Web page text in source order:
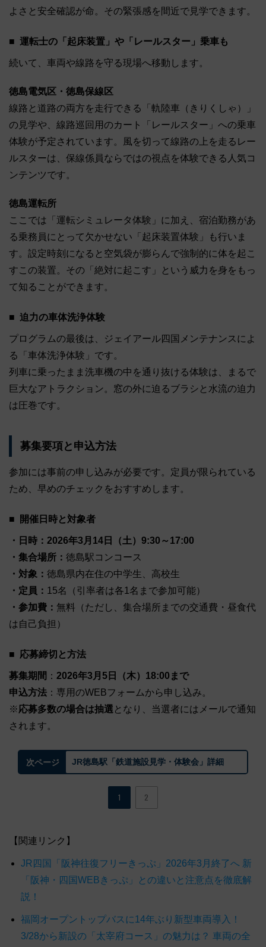
よさと安全確認が命。その緊張感を間近で見学できます。
運転士の「起床装置」や「レールスター」乗車も
続いて、車両や線路を守る現場へ移動します。
徳島電気区・徳島保線区
線路と道路の両方を走行できる「軌陸車（きりくしゃ）」
の見学や、線路巡回用のカート「レールスター」への乗車
体験が予定されています。風を切って線路の上を走るレー
ルスターは、保線係員ならではの視点を体験できる人気コ
ンテンツです。
徳島運転所
ここでは「運転シミュレータ体験」に加え、宿泊勤務があ
る乗務員にとって欠かせない「起床装置体験」も行いま
す。設定時刻になると空気袋が膨らんで強制的に体を起こ
すこの装置。その「絶対に起こす」という威力を身をもっ
て知ることができます。
迫力の車体洗浄体験
プログラムの最後は、ジェイアール四国メンテナンスによ
る「車体洗浄体験」です。
列車に乗ったまま洗車機の中を通り抜ける体験は、まるで
巨大なアトラクション。窓の外に迫るブラシと水流の迫力
は圧巻です。
募集要項と申込方法
参加には事前の申し込みが必要です。定員が限られている
ため、早めのチェックをおすすめします。
開催日時と対象者
・日時：2026年3月14日（土）9:30～17:00
・集合場所： 徳島駅コンコース
・対象： 徳島県内在住の中学生、高校生
・定員： 15名（引率者は各1名まで参加可能）
・参加費： 無料（ただし、集合場所までの交通費・昼食代
は自己負担）
応募締切と方法
募集期間 ： 2026年3月5日（木）18:00まで
申込方法 ：専用のWEBフォームから申し込み。
※応募多数の場合は抽選 となり、当選者にはメールで通知
されます。
次ページ JR徳島駅「鉄道施設見学・体験会」詳細
1 2
【関連リンク】
JR四国「阪神往復フリーきっぷ」2026年3月終了へ 新
「阪神・四国WEBきっぷ」との違いと注意点を徹底解
説！
福岡オープントップバスに14年ぶり新型車両導入！
3/28から新設の「太宰府コース」の魅力は？ 車両の全